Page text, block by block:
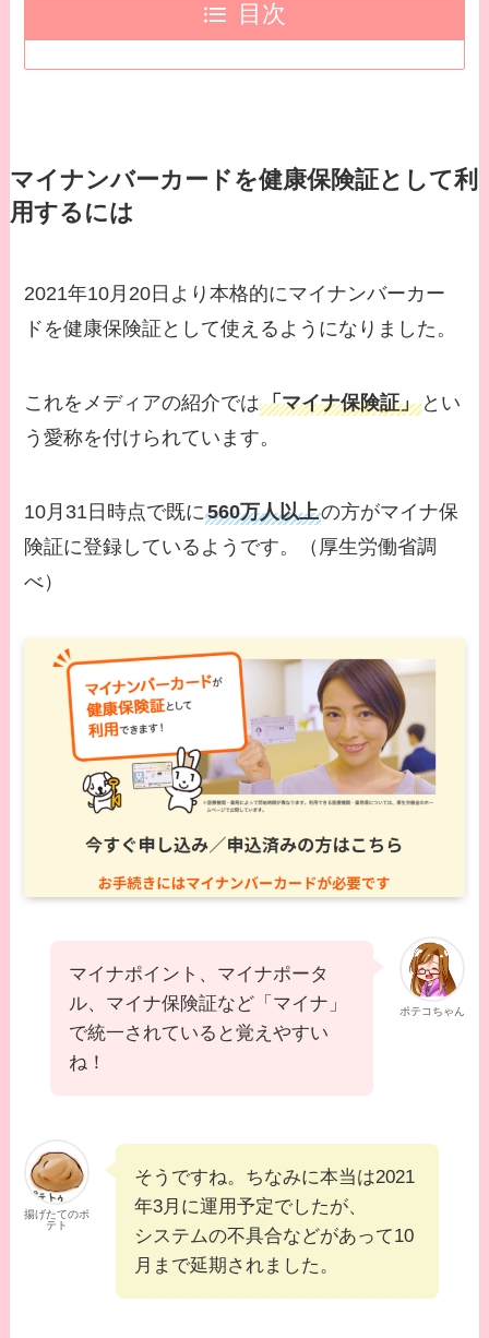
目次
マイナンバーカードを健康保険証として利
用するには
2021年10月20日より本格的にマイナンバーカー
ドを健康保険証として使えるようになりました。
これをメディアの紹介では「マイナ保険証」 とい
う愛称を付けられています。
10月31日時点で既に560万人以上の方がマイナ保
険証に登録しているようです。（厚生労働省調
べ）
ポテコちゃん
マイナポイント、マイナポータ
ル、マイナ保険証など「マイナ」
で統一されていると覚えやすい
ね！
揚げたてのポ
テト
そうですね。ちなみに本当は2021
年3月に運用予定でしたが、
システムの不具合などがあって10
月まで延期されました。